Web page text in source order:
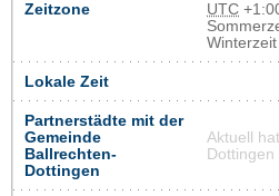
Zeitzone UTC
Lokale Zeit
Partnerstädte mit der
Gemeinde
Ballrechten-
Dottingen
Aktuell